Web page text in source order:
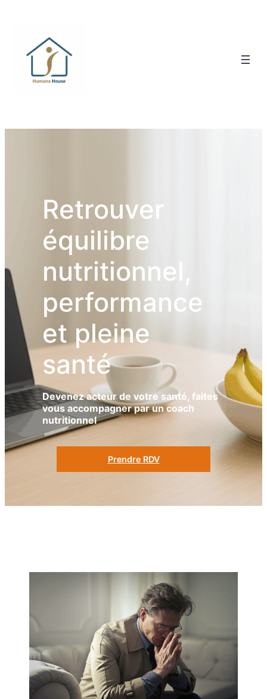
Retrouver
équilibre
nutritionnel,
performance
et pleine
santé
Devenez acteur de votre santé, faites
vous accompagner par un coach
nutritionnel
Prendre RDV